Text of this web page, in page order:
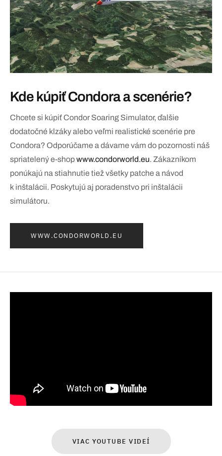
Kde kúpiť Condora a scenérie?
Chcete si kúpiť Condor Soaring Simulator, ďalšie
dodatočné klzáky alebo veľmi realistické scenérie pre
Condora? Odporúčame a dávame vám do pozornosti náš
spriatelený e-shopwww.condorworld.eu. Zákazníkom
ponúkajú na stiahnutie tiež všetky patche a návod
k inštalácii. Poskytujú aj poradenstvo pri inštalácii
simulátoru.
WWW.CONDORWORLD.EU
VIAC YOUTUBE VIDEÍ